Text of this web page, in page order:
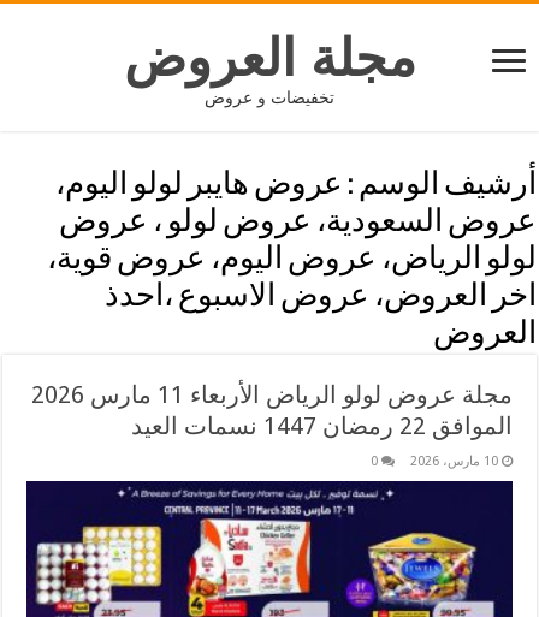
مجلة العروض
تخفيضات و عروض
أرشيف الوسم : عروض هايبر لولو اليوم،
عروض السعودية، عروض لولو ، عروض
لولو الرياض، عروض اليوم، عروض قوية،
اخر العروض، عروض الاسبوع ،احدذ
العروض
مجلة عروض لولو الرياض الأربعاء 11 مارس 2026
الموافق 22 رمضان 1447 نسمات العيد
10 مارس، 2026 0